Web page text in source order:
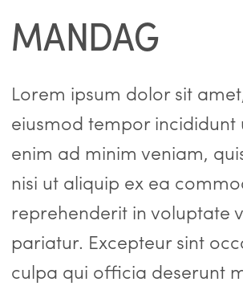
MANDAG
Lorem ipsum dolor sit
eiusmod tempor
enim ad minim veniam,
nisi ut aliquip ex ea
reprehenderit in voluptate
pariatur. Excepteur sint
culpa qui officia deserunt